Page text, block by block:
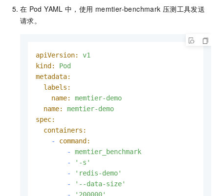
在 Pod YAML 中，使用 memtier-benchmark 压测工具发送
请求。
apiVersion:
v1
kind:
Pod
metadata:
labels:
name:
memtier-demo
name:
memtier-demo
spec:
containers:
-
command:
-
memtier_benchmark
-
'-s'
-
'redis-demo'
-
'--data-size'